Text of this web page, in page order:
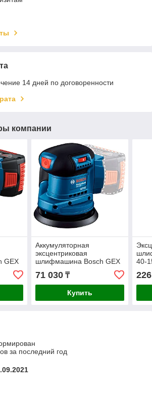
14 дней по договоренности
компании
GEX
Аккумуляторная
эксцентриковая
шлифмашина Bosch GEX
185-LI 06013A5020
71 030₸
Купить
40-
за последний год